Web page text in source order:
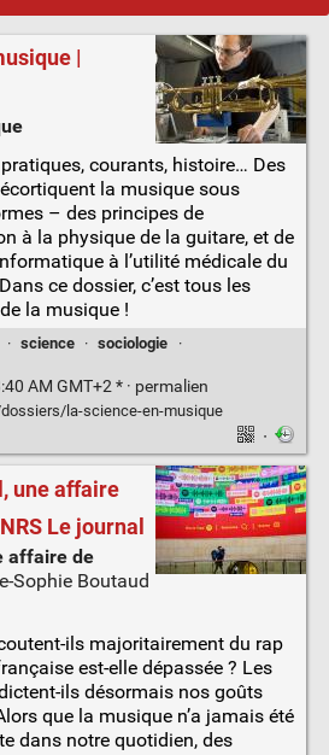
|
courants, histoire… Des
la musique sous
– des principes de
à la physique de la guitare, et de
à l’utilité médicale du
ce dossier, c’est tous les
la musique !
· science · sociologie
·
AM GMT+2 * · permalien
la-science-en-musique
·
une affaire
Le journal
affaire de
Sophie Boutaud
ils majoritairement du rap
est-elle dépassée ? Les
ils désormais nos goûts
que la musique n’a jamais été
dans notre quotidien, des